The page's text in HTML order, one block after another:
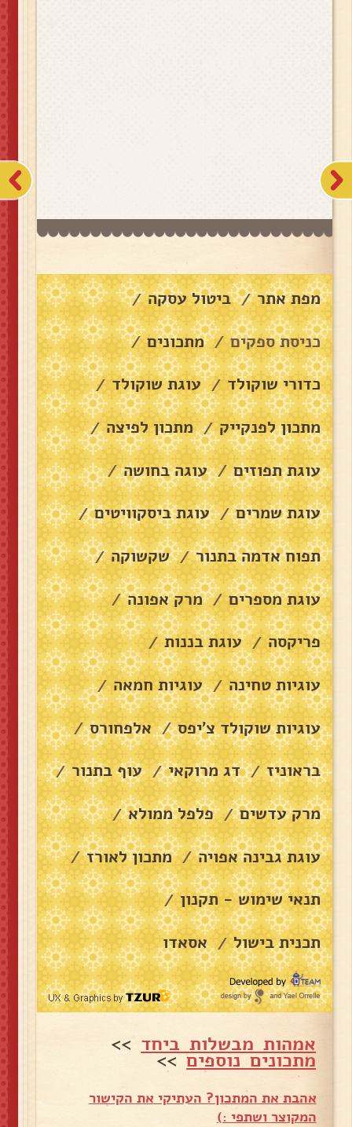
מפת אתר / ביטול עסקה /
כניסת ספקים / מתכונים /
כדורי שוקולד / עוגת שוקולד /
מתכון לפנקייק / מתכון לפיצה /
עוגת תפוזים / עוגה בחושה /
עוגת שמרים / עוגת ביסקוויטים /
תפוח אדמה בתנור / שקשוקה /
עוגת מספרים / מרק אפונה /
פריקסה / עוגת בננות /
עוגיות טחינה / עוגיות חמאה /
עוגיות שוקולד צ׳יפס / אלפחורס /
בראוניז / דג מרוקאי / עוף בתנור /
מרק עדשים / פלפל ממולא /
עוגת גבינה אפויה / מתכון לאורז /
תנאי שימוש - תקנון /
תכנית בישול / אסאדו
אמהות מבשלות ביחד >>
מתכונים נוספים>>
אהבת את המתכון? העתיקי את הקישור
המקוצר ושתפי :)